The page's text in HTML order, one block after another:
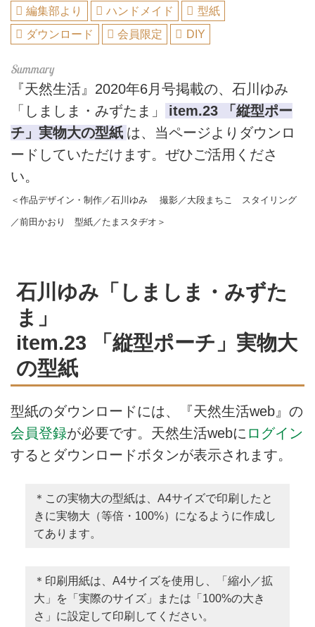
編集部より ハンドメイド
型紙
ダウンロード
会員限定 DIY
『天然生活』2020年6月号掲載の、石川ゆみ
「しましま・みずたま」
item.23「縦型ポー
チ」実物大の型紙 は、当ページよりダウンロ
ードしていただけます。ぜひご活用くださ
い。
＜作品デザイン・制作／石川ゆみ 撮影／大段まちこ スタイリング
／前田かおり 型紙／たまスタヂオ＞
石川ゆみ「しましま・みずた
ま」
item.23 「縦型ポーチ」実物大
の型紙
型紙のダウンロードには、『天然生活web』の
会員登録が必要です。天然生活webに ログイン
するとダウンロードボタンが表示されます。
＊この実物大の型紙は、A4サイズで印刷したと
きに実物大（等倍・100%）になるように作成し
てあります。
＊印刷用紙は、A4サイズを使用し、「縮小／拡
大」を「実際のサイズ」または「100%の大き
さ」に設定して印刷してください。